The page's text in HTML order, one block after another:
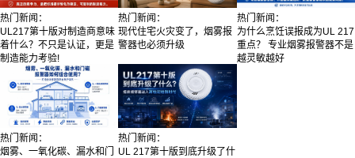
热门新闻：
UL217第十版对制造商意味
着什么？不只是认证，更是
制造能力考验!
热门新闻：
现代住宅火灾变了，烟雾报
警器也必须升级
热门新闻：
为什么烹饪误报成为UL 217
重点？ 专业烟雾报警器不是
越灵敏越好
热门新闻：
烟雾、一氧化碳、漏水和门
热门新闻：
UL 217第十版到底升级了什